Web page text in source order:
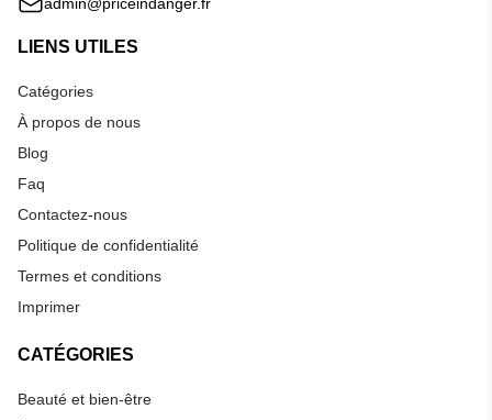
admin@priceindanger.fr
LIENS UTILES
Catégories
À propos de nous
Blog
Faq
Contactez-nous
Politique de confidentialité
Termes et conditions
Imprimer
CATÉGORIES
Beauté et bien-être